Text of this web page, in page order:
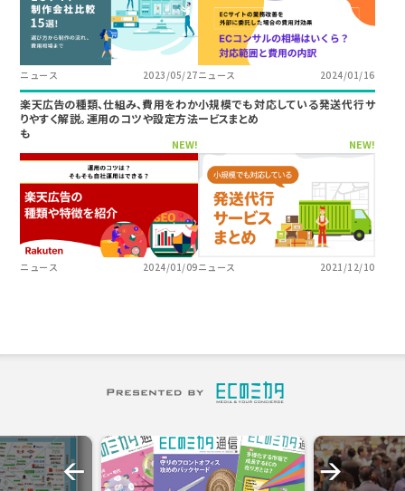
ニュース 2023/05/27ニュース 2024/01/16
楽天広告の種類、仕組み、費用をわか
りやすく解説。運用のコツや設定方法
も
NEW!
ニュース 2024/01/09
小規模でも対応している発送代行サ
ービスまとめ
NEW!
ニュース 2021/12/10